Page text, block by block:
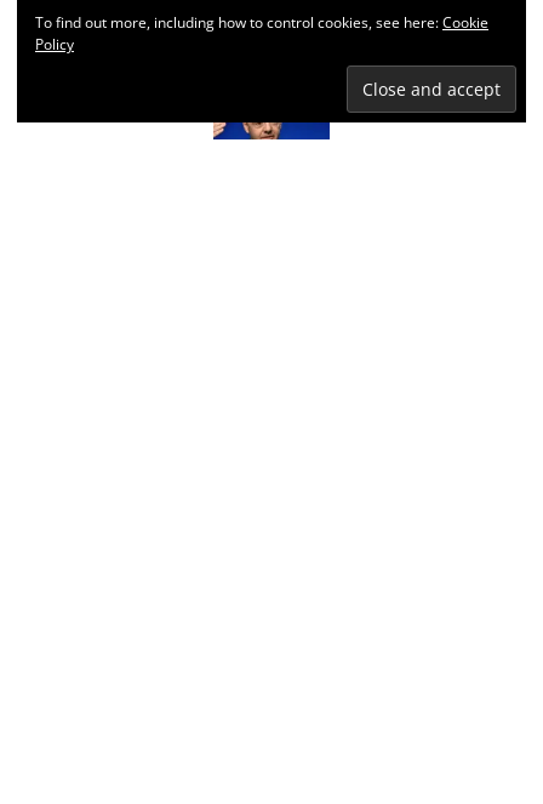
Κληρώσεις Πρωταθλημάτων ΕΣΠΕΜ 2026-2027
To find out more, including how to control cookies, see here:Cookie
Policy